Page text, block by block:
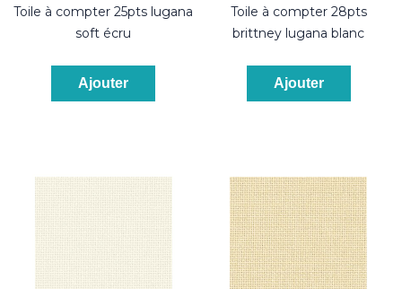
toile à compter 25pts lugana
soft écru
Ajouter
toile à compter 28pts
brittney lugana blanc
Ajouter